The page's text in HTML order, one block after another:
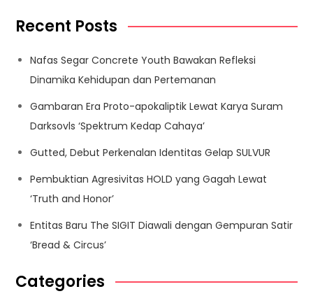
Recent Posts
Nafas Segar Concrete Youth Bawakan Refleksi
Dinamika Kehidupan dan Pertemanan
Gambaran Era Proto-apokaliptik Lewat Karya Suram
Darksovls ‘Spektrum Kedap Cahaya’
Gutted, Debut Perkenalan Identitas Gelap SULVUR
Pembuktian Agresivitas HOLD yang Gagah Lewat
‘Truth and Honor’
Entitas Baru The SIGIT Diawali dengan Gempuran Satir
‘Bread & Circus’
Categories